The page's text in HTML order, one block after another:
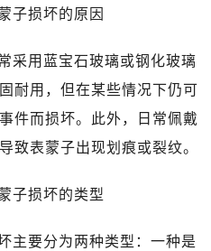
佛山市禅城区季华五路57号万科金融中心C座12层1205室（需提前预约）
南通市崇川区工农路57号圆融广场写字楼16层1603室（需提前预约）
苏州市苏州工业园区星港街199号苏州中心办公楼C座22层08室（需提前预约）
子损坏的原因
采用蓝宝石玻璃或钢化玻璃
耐用，但在某些情况下仍可
件而损坏。此外，日常佩戴
致表蒙子出现划痕或裂纹。
子损坏的类型
主要分为两种类型：一种是